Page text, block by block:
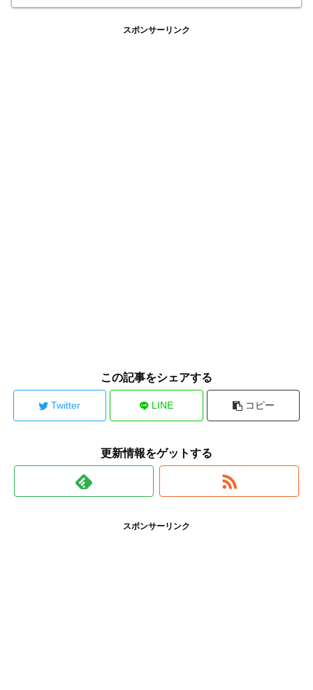
スポンサーリンク
この記事をシェアする
Twitter LINE コピー
更新情報をゲットする
スポンサーリンク